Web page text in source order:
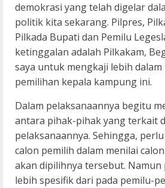
demokrasi yang telah digelar
politik kita sekarang. Pilpres,
Pilkada Bupati dan Pemilu
ketinggalan adalah Pilkakam,
saya untuk mengkaji lebih
pemilihan kepala kampung ini.
Dalam pelaksanaannya begitu
antara pihak-pihak yang terkait
pelaksanaannya. Sehingga,
calon pemilih dalam menilai
akan dipilihnya tersebut. Namun
lebih spesifik dari pada pemilu-